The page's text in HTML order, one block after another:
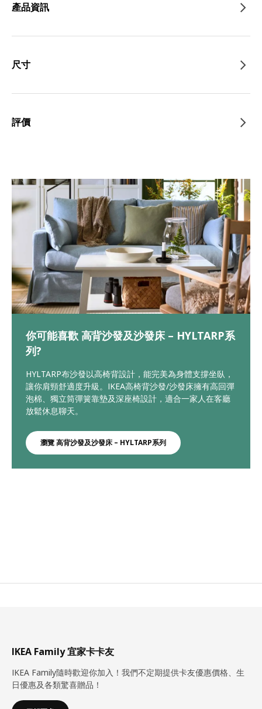
產品資訊
尺寸
評價
你可能喜歡 高背沙發及沙發床 – HYLTARP系
列?
HYLTARP布沙發以高椅背設計，能完美為身體支撐坐臥，
讓你肩頸舒適度升級。IKEA高椅背沙發/沙發床擁有高回彈
泡棉、獨立筒彈簧靠墊及深座椅設計，適合一家人在客廳
放鬆休息聊天。
瀏覽 高背沙發及沙發床 – HYLTARP系列
IKEA Family 宜家卡卡友
IKEA Family隨時歡迎你加入！我們不定期提供卡友優惠價格、生
日優惠及各類驚喜贈品！